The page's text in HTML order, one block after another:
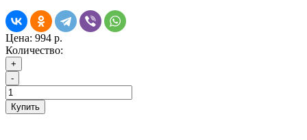
Цена: 994 р.
Количество:
+
-
Купить